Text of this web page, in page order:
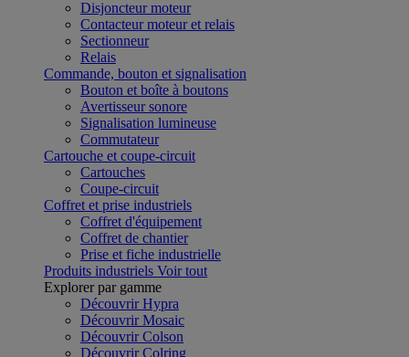
Disjoncteur moteur
Contacteur moteur et relais
Sectionneur
Relais
Commande, bouton et signalisation
Bouton et boîte à boutons
Avertisseur sonore
Signalisation lumineuse
Commutateur
Cartouche et coupe-circuit
Cartouches
Coupe-circuit
Coffret et prise industriels
Coffret d'équipement
Coffret de chantier
Prise et fiche industrielle
Produits industriels Voir tout
Explorer par gamme
Découvrir Hypra
Découvrir Mosaic
Découvrir Colson
Découvrir Colring